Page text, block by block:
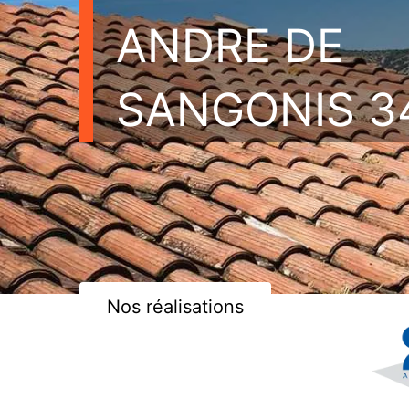
ANDRE DE
SANGONIS
Nos réalisations